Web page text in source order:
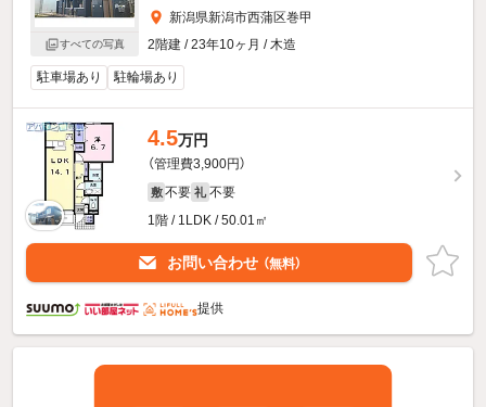
すべての写真
新潟県新潟市西蒲区巻甲
2階建 / 23年10ヶ月 / 木造
駐車場あり 駐輪場あり
4.5万円
（管理費3,900円）
敷 不要 礼 不要
1階 / 1LDK / 50.01㎡
お問い合わせ （無料）
提供